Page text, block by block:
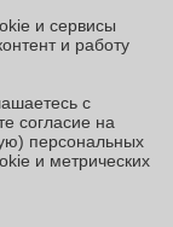
✖
и сервисы
и работу
с
согласие на
персональных
и метрических